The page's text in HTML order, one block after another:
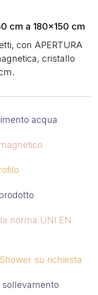
cm a 180x150 cm
con APERTURA
cristallo
acqua
norma UNI EN
su richiesta